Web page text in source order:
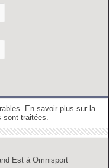
En savoir plus sur la
sont traitées
Est à Omnisport